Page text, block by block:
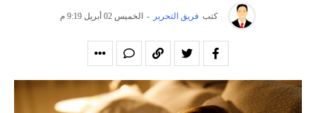
كتب فريق التحرير - الخميس 02 أبريل 9:19 م